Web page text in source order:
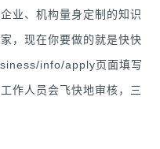
业、机构量身定制的知识
，现在你要做的就是快快
info/apply页面填写
作人员会飞快地审核，三